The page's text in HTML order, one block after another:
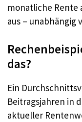
monatliche Rente
aus – unabhängig
das?
Ein
Beitragsjahren in
aktueller